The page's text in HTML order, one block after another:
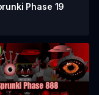
Phase 19